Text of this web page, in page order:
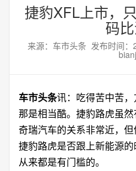
捷豹XFL上市，
码
来源：车市头条 发布时间：
车市头条讯：吃得苦中苦，
那是相当酷。捷豹路虎虽
奇瑞汽车的关系非常近，
捷豹路虎是否跟上新能源
从来都是有门槛的。